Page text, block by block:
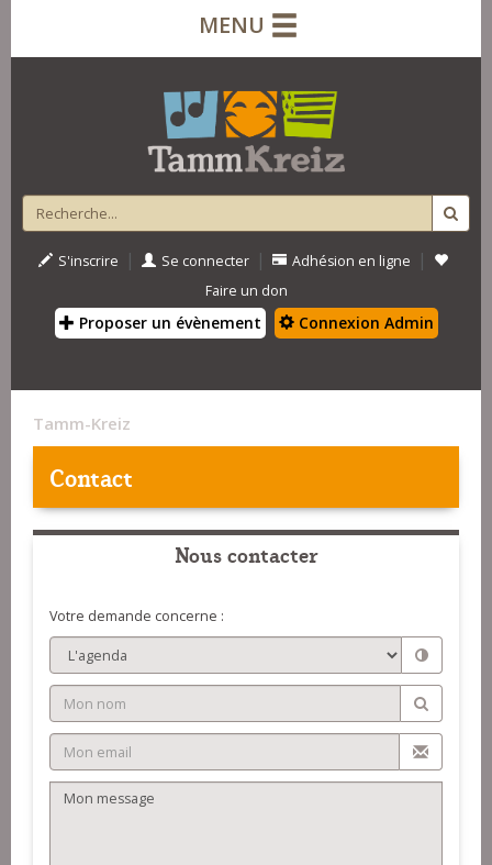
MENU
S'inscrire | Se connecter | Adhésion en ligne |
Faire un don
Proposer un évènement Connexion Admin
Tamm-Kreiz
Contact
Nous contacter
Votre demande concerne :